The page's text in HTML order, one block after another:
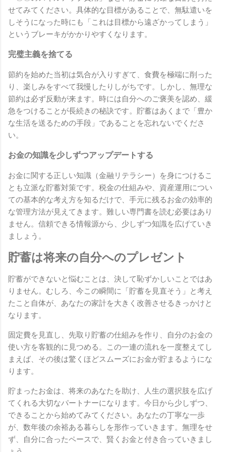
せてみてください。具体的な目標があることで、無駄遣いを
しそうになった時にも「これは目標から遠ざかってしまう」
というブレーキがかかりやすくなります。
完璧主義を捨てる
節約を始めた当初は気合が入りすぎて、食費を極端に削った
り、楽しみをすべて我慢したりしがちです。しかし、無理な
節約は必ず反動が来ます。時には自分へのご褒美を認め、緩
急をつけることが長続きの秘訣です。貯蓄はあくまで「豊か
な生活を送るための手段」であることを忘れないでくださ
い。
お金の知識を少しずつアップデートする
お金に関する正しい知識（金融リテラシー）を身につけるこ
とも立派な貯蓄対策です。税金の仕組みや、資産運用につい
ての基本的な考え方を知るだけで、手元に残るお金の効率的
な管理方法が見えてきます。難しい専門書を読む必要はあり
ません。信頼できる情報源から、少しずつ知識を広げていき
ましょう。
貯蓄は将来の自分へのプレゼント
貯蓄ができないと悩むことは、決して恥ずかしいことではあ
りません。むしろ、今この瞬間に「貯蓄を見直そう」と考え
たこと自体が、あなたの家計を大きく改善させるきっかけと
なります。
固定費を見直し、先取り貯蓄の仕組みを作り、自分のお金の
使い方を客観的に見つめる。この一連の流れを一度整えてし
まえば、その後は驚くほどスムーズにお金が貯まるようにな
ります。
貯まったお金は、将来のあなたを助け、人生の選択肢を広げ
てくれる大切なパートナーになります。今日から少しずつ、
できることから始めてみてください。あなたの丁寧な一歩
が、数年後の余裕ある暮らしを形作っていきます。無理をせ
ず、自分に合ったペースで、賢くお金と付き合っていきまし